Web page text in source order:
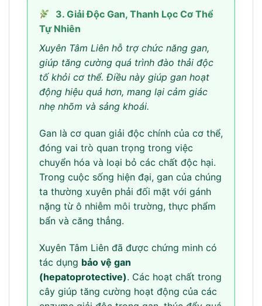
3. Giải Độc Gan, Thanh Lọc Cơ Thể
Tự Nhiên
Xuyên Tâm Liên hỗ trợ chức năng gan,
giúp tăng cường quá trình đào thải độc
tố khỏi cơ thể. Điều này giúp gan hoạt
động hiệu quả hơn, mang lại cảm giác
nhẹ nhõm và sảng khoái.
Gan là cơ quan giải độc chính của cơ thể,
đóng vai trò quan trọng trong việc
chuyển hóa và loại bỏ các chất độc hại.
Trong cuộc sống hiện đại, gan của chúng
ta thường xuyên phải đối mặt với gánh
nặng từ ô nhiễm môi trường, thực phẩm
bẩn và căng thẳng.
Xuyên Tâm Liên đã được chứng minh có
tác dụng bảo vệ gan
(hepatoprotective). Các hoạt chất trong
cây giúp tăng cường hoạt động của các